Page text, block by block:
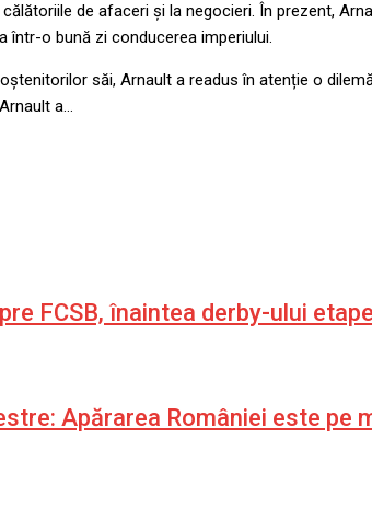
de afaceri și la negocieri. În prezent,
într-o bună zi conducerea imperiului.
săi, Arnault a readus în atenție o
a…
FCSB, înaintea derby-ului
Apărarea României este pe